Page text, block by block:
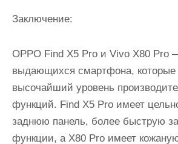
Заключение:
OPPO Find X5 Pro и Vivo X80 Pro
выдающихся смартфона, которые
высочайший уровень
функций. Find X5 Pro имеет
заднюю панель, более быструю
функции, а X80 Pro имеет